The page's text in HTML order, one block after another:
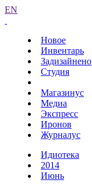
EN
Новое
Инвентарь
Задизайнено
Студия
Магазинус
Медиа
Экспресс
Иронов
Журналус
Идиотека
2014
Июнь